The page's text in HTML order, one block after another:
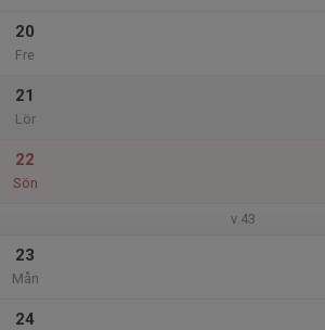
20
Fre
21
Lör
22
Sön
v.43
23
Mån
24